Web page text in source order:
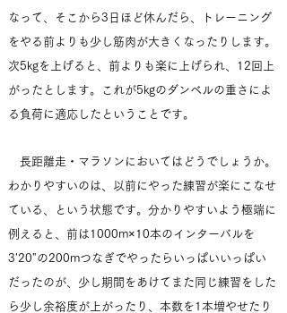
なって、そこから3日ほど休んだら、トレーニング
をやる前よりも少し筋肉が大きくなったりします。
次5kgを上げると、前よりも楽に上げられ、12回上
がったとします。これが5kgのダンベルの重さによ
る負荷に適応したということです。
長距離走・マラソンにおいてはどうでしょうか。
わかりやすいのは、以前にやった練習が楽にこなせ
ている、という状態です。分かりやすいよう極端に
例えると、前は1000m×10本のインターバルを
3'20"の200mつなぎでやったらいっぱいいっぱい
だったのが、少し期間をあけてまた同じ練習をした
ら少し余裕度が上がったり、本数を1本増やせたり